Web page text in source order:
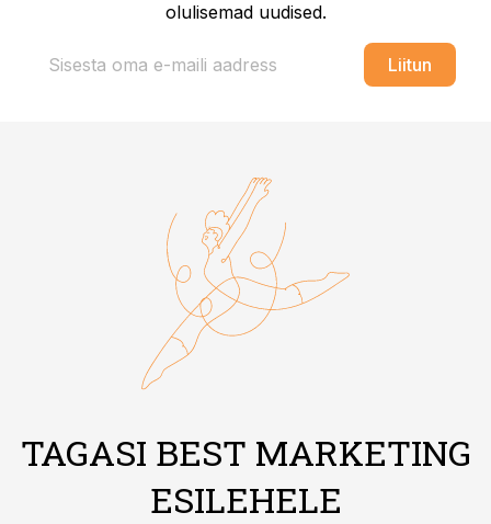
olulisemad uudised.
Liitun
TAGASI BEST MARKETING
ESILEHELE